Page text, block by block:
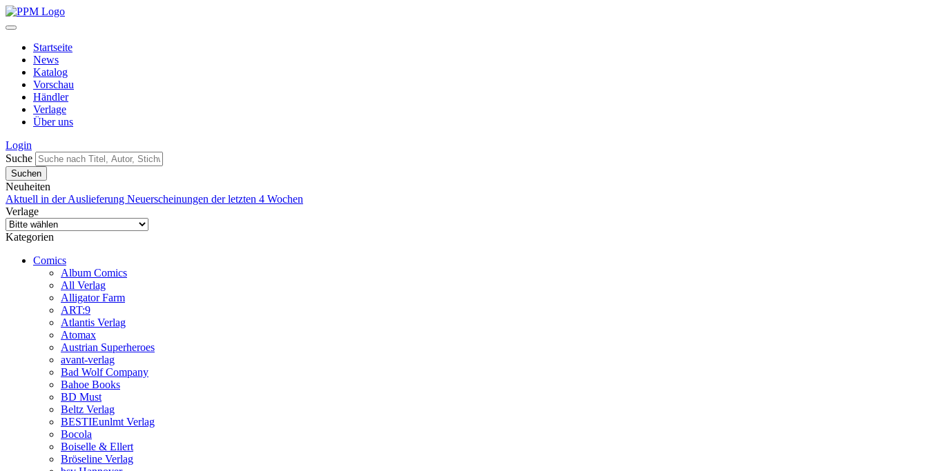
Startseite
News
Katalog
Vorschau
Händler
Verlage
Über uns
Login
Suche
Neuheiten
Aktuell in der Auslieferung Neuerscheinungen der letzten 4 Wochen
Verlage
Kategorien
Comics
Album Comics
All Verlag
Alligator Farm
ART:9
Atlantis Verlag
Atomax
Austrian Superheroes
avant-verlag
Bad Wolf Company
Bahoe Books
BD Must
Beltz Verlag
BESTIEunlmt Verlag
Bocola
Boiselle & Ellert
Bröseline Verlag